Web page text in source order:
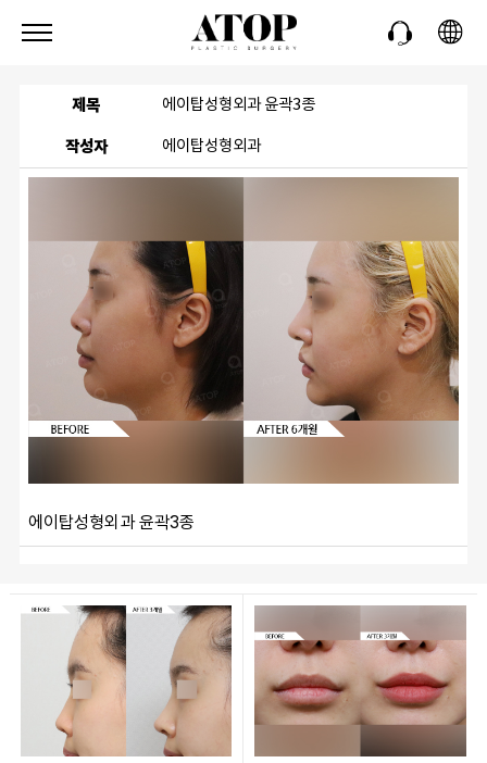
제목 에이탑성형외과 윤곽3종
작성자 에이탑성형외과
에이탑성형외과 윤곽3종